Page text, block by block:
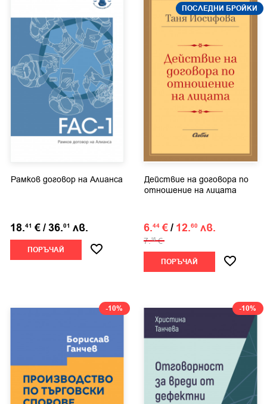
Рамков договор на Алианса
18.41 €/36.01 лв.
ПОРЪЧАЙ
ПОСЛЕДНИ БРОЙКИ
Действие на договора по
отношение на лицата
6.44 €/ 12.60 лв.
7.16 €
ПОРЪЧАЙ
-10% -10%